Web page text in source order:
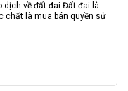
về đất đai Đất đai là
chất là mua bán quyền sử